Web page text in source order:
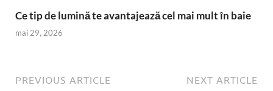
Ce tip de lumină te avantajează cel mai mult în baie
mai 29, 2026
PREVIOUS ARTICLE NEXT ARTICLE